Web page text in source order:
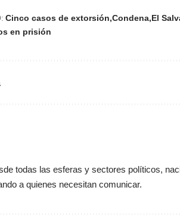
Cinco casos de extorsión Condena El
en prisión
todas las esferas y sectores políticos,
a quienes necesitan comunicar.